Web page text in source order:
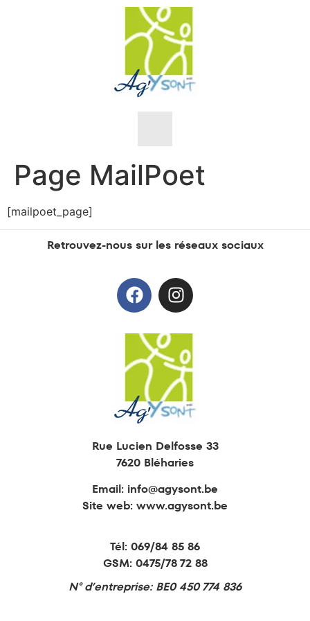
Nos valeurs
L’équipe
Sensibilisations
Education permanente
Page MailPoet
[mailpoet_page]
Retrouvez-nous sur les réseaux sociaux
Rue Lucien Delfosse 33
7620 Bléharies
Email: info@agysont.be
Site web: www.agysont.be
Tél: 069/84 85 86
GSM: 0475/78 72 88
N° d’entreprise: BE0 450 774 836